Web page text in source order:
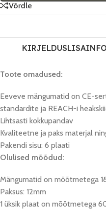
Võrdle
KIRJELDUSLISAINFO
Toote omadused:
Eeveve mängumatid on CE-
standardite ja REACH-i
Lihtsasti kokkupandav
Kvaliteetne ja paks materjal
Pakendi sisu: 6 plaati
Olulised mõõdud:
Mängumatid on mõõtmetega
Paksus: 12mm
1 üksik plaat on mõõtmetega